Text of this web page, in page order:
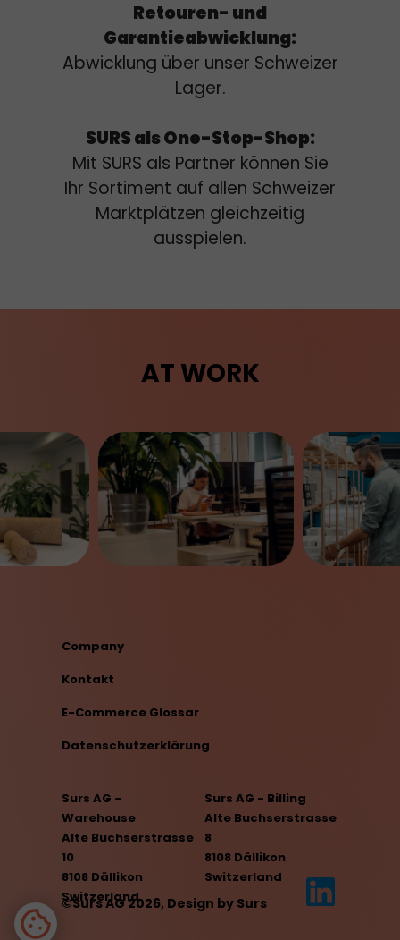
Retouren- und
Garantieabwicklung:
Abwicklung über unser Schweizer
Lager.
SURS als One-Stop-Shop:
Mit SURS als Partner können Sie
Ihr Sortiment auf allen Schweizer
Marktplätzen gleichzeitig
ausspielen.
Surs AG -
Warehouse
Alte Buchserstrasse
10
8108 Dällikon
Switzerland
Surs AG - Billing
Alte Buchserstrasse
8
8108 Dällikon
Switzerland
Company
Kontakt
E-Commerce Glossar
Datenschutzerklärung
©Surs AG 2026, Design by Surs
AT WORK